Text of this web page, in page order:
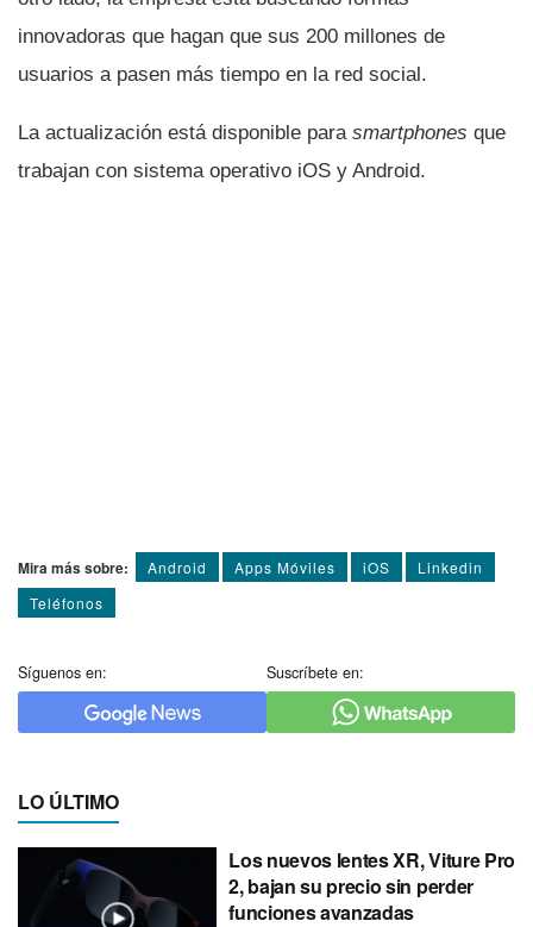
innovadoras que hagan que sus 200 millones de
usuarios a pasen más tiempo en la red social.
La actualización está disponible para smartphones que
trabajan con sistema operativo iOS y Android.
Mira más sobre: Android Apps Móviles iOS
Linkedin
Teléfonos
Síguenos en: Suscríbete en:
LO ÚLTIMO
Los nuevos lentes XR, Viture Pro
2, bajan su precio sin perder
funciones avanzadas